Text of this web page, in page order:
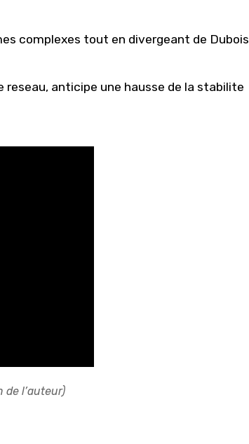
complexes tout en divergeant de Dubois
reseau, anticipe une hausse de la stabilite
de l’auteur)